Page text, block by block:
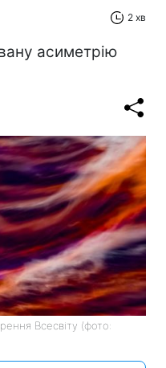
2 хв
асиметрію
Всесвіту (фото: